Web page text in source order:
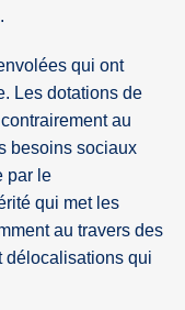
qui ont
Les dotations de
au
besoins sociaux
par le
qui met les
au travers des
délocalisations qui